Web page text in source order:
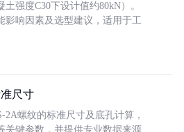
强度C30下设计值约80kN）。
影响因素及选型建议，适用于工
尺寸
2A螺纹的标准尺寸及底孔计算，
关键参数，并提供专业数据来源